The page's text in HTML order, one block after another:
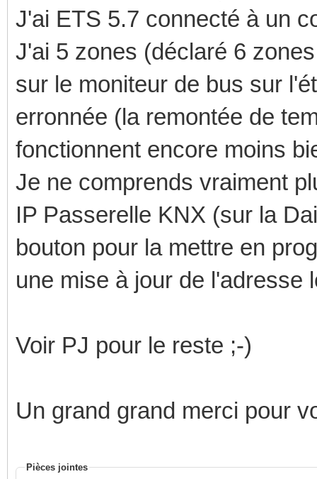
J'ai ETS 5.7 connecté à un
J'ai 5 zones (déclaré 6
sur le moniteur de bus sur
erronnée (la remontée de
fonctionnent encore moins
Je ne comprends vraiment
IP Passerelle KNX (sur la
bouton pour la mettre en
une mise à jour de l'adresse
Voir PJ pour le reste ;-)
Un grand grand merci pour
Pièces jointes